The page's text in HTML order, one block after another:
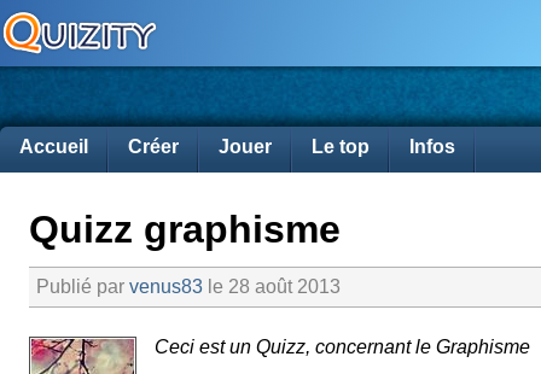
Accueil Créer Jouer Le top Infos
Quizz graphisme
Publié par venus83 le 28 août 2013
Ceci est un Quizz, concernant le Graphisme